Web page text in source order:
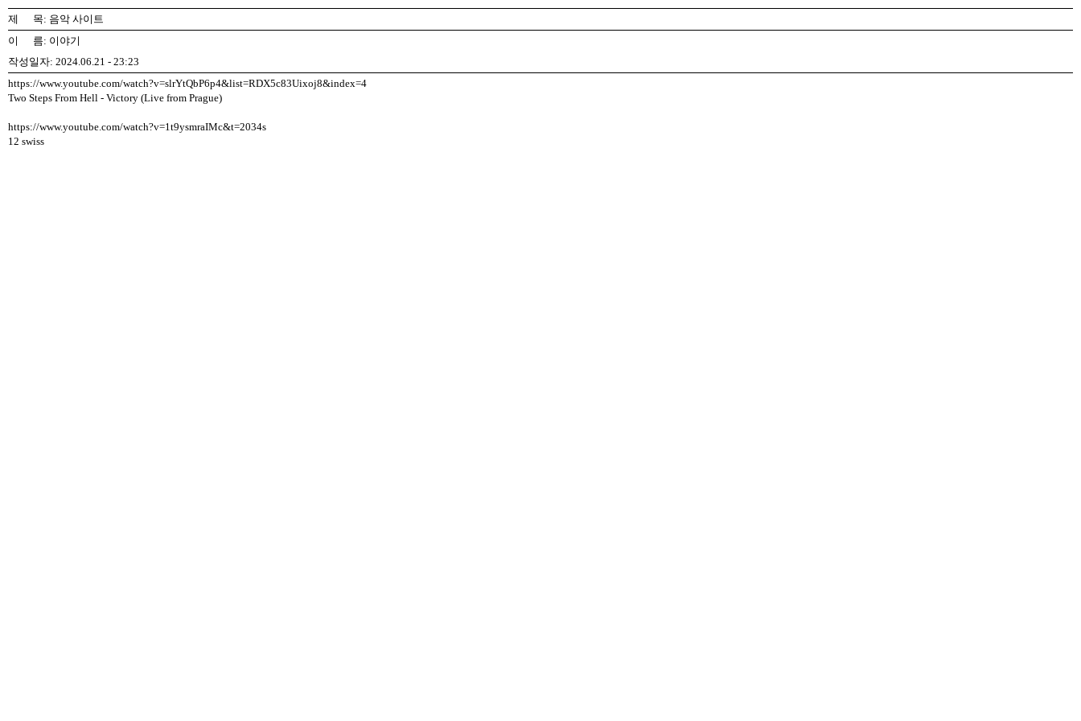
제 목: 음악 사이트
이 름: 이야기
작성일자: 2024.06.21 - 23:23
https://www.youtube.com/watch?v=slrYtQbP6p4&list=RDX5c83Uixoj8&index=4
Two Steps From Hell - Victory (Live from Prague)
https://www.youtube.com/watch?v=1t9ysmraIMc&t=2034s
12 swiss